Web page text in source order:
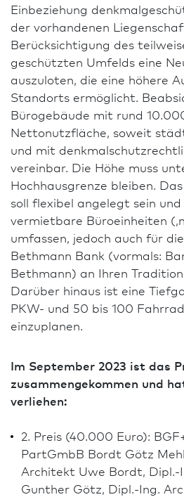
Einbeziehung
der vorhandenen
Berücksichtigung des
geschützten Umfelds eine
auszuloten, die eine höhere
Standorts ermöglicht.
Bürogebäude mit rund
Nettonutzfläche, soweit
und mit
vereinbar. Die Höhe muss
Hochhausgrenze bleiben.
soll flexibel angelegt sein
vermietbare Büroeinheiten
umfassen, jedoch auch für
Bethmann Bank (vormals:
Bethmann) an Ihren
Darüber hinaus ist eine
PKW- und 50 bis 100
einzuplanen.
Im September 2023 ist das
zusammengekommen und
verliehen:
2. Preis (40.000 Euro):
PartGmbB Bordt Götz
Architekt Uwe Bordt,
Gunther Götz, Dipl.-Ing.